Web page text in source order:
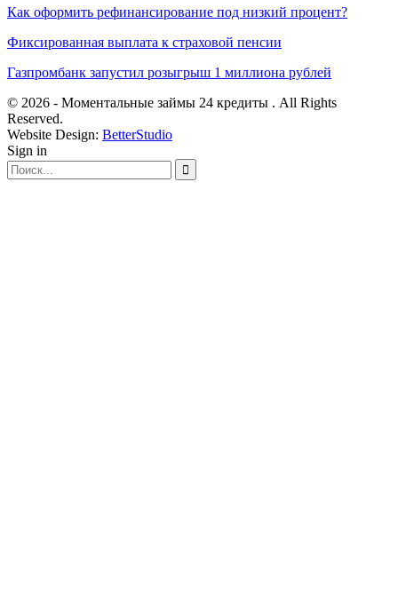
Как оформить рефинансирование под низкий процент?
Фиксированная выплата к страховой пенсии
Газпромбанк запустил розыгрыш 1 миллиона рублей
© 2026 - Моментальные займы 24 кредиты . All Rights
Reserved.
Website Design: BetterStudio
Sign in